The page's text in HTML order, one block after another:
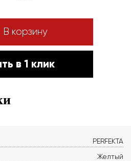
В корзину
в 1 клик
PERFEKTA
Желтый